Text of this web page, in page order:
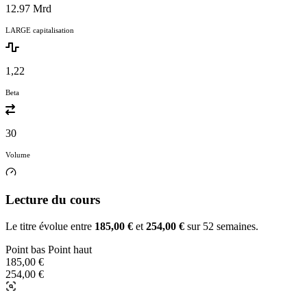
12.97 Mrd
LARGE capitalisation
1,22
Beta
30
Volume
Lecture du cours
Le titre évolue entre 185,00 € et 254,00 € sur 52 semaines.
Point bas Point haut
185,00 €
254,00 €